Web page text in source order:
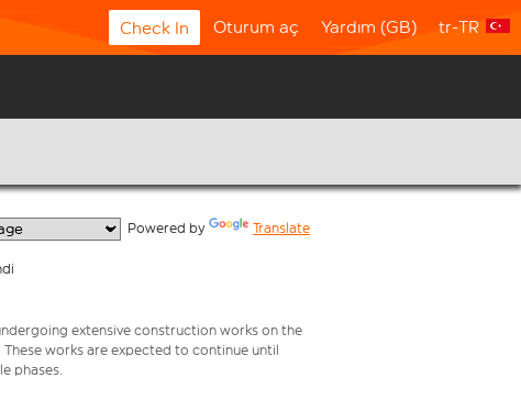
Check In Oturum aç Yardım (GB) tr-TR
Powered by Translate
extensive construction works on the
works are expected to continue until
phases.